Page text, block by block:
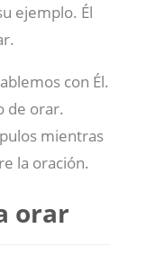
ejemplo. Él
con Él.
de orar.
mientras
la oración.
orar